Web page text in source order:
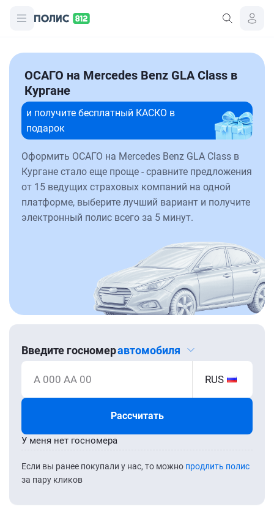
ОСАГО на Mercedes Benz GLA Class в
Кургане
и получите бесплатный КАСКО в
подарок
Оформить ОСАГО на Mercedes Benz GLA Class в
Кургане стало еще проще - сравните предложения
от 15 ведущих страховых компаний на одной
платформе, выберите лучший вариант и получите
электронный полис всего за 5 минут.
Введите госномеравтомобиля
А 000 АА 00 RUS
Рассчитать
Если вы ранее покупали у нас, то можно продлить полис
за пару кликов
У меня нет госномера